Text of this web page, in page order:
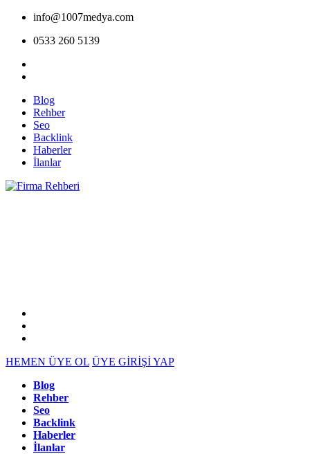
info@1007medya.com
0533 260 5139
Blog
Rehber
Seo
Backlink
Haberler
İlanlar
HEMEN ÜYE OL ÜYE GİRİŞİ YAP
Blog
Rehber
Seo
Backlink
Haberler
İlanlar